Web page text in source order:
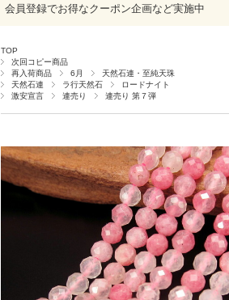
会員登録でお得なクーポン企画など実施中
TOP
次回コピー商品
再入荷商品
6月
天然石連・至純天珠
天然石連
ラ行天然石
ロードナイト
激安宣言
連売り 連売り 第７弾